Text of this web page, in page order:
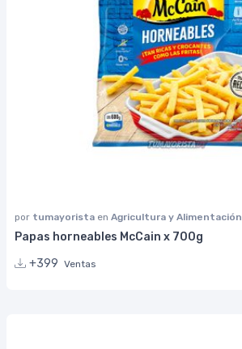
por tumayorista en Agricultura y Alimentación
Papas horneables McCain x 700g
+399 Ventas